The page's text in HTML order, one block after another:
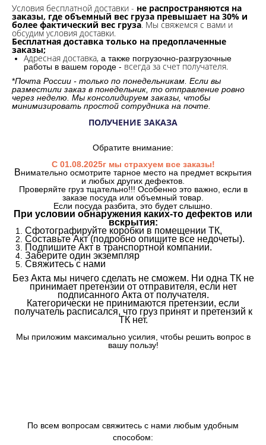
Условия бесплатной доставки - не распространяются на
заказы, где объемный вес груза превышает на 30% и
более фактический вес груза. Мы свяжемся с вами и
обсудим условия доставки.
Бесплатная доставка только на предоплаченные
заказы;
Адресная доставка, а также погрузочно-разгрузочные
работы в вашем городе - всегда за счет получателя.
*Почта России - только по понедельникам. Если вы
разместили заказ в понедельник, то отправление ровно
через неделю. Мы консолидируем заказы, чтобы
минимизировать простой сотрудника на почте.
ПОЛУЧЕНИЕ ЗАКАЗА
Обратите внимание:
С 01.08.2025г мы страхуем все заказы!
Внимательно осмотрите тарное место на предмет вскрытия
и любых других дефектов.
Проверяйте груз тщательно!!! Особенно это важно, если в
заказе посуда или объемный товар.
Если посуда разбита, это будет слышно.
При условии обнаружения каких-то дефектов или
вскрытия:
Сфотографируйте коробки в помещении ТК,
Составьте Акт (подробно опишите все недочеты).
Подпишите Акт в транспортной компании.
Заберите один экземпляр
Свяжитесь с нами
Без Акта мы ничего сделать не сможем. Ни одна ТК не
принимает претензии от отправителя, если нет
подписанного Акта от получателя.
Категорически не принимаются претензии, если
получатель расписался, что груз принят и претензий к
ТК нет.
Мы приложим максимально усилия, чтобы решить вопрос в
вашу пользу!
По всем вопросам свяжитесь с нами любым удобным
способом: